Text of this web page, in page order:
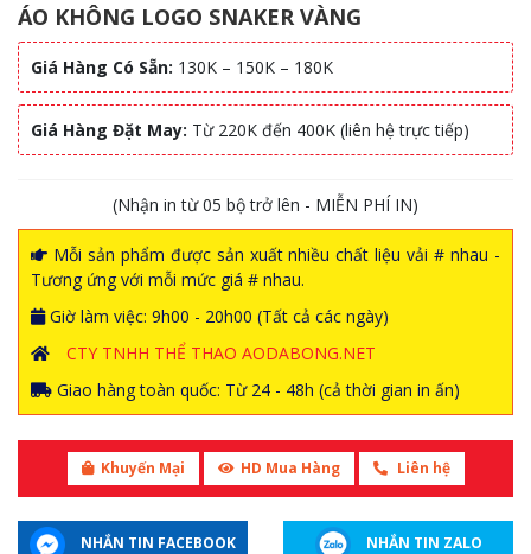
ÁO KHÔNG LOGO SNAKER VÀNG
Giá Hàng Có Sẵn: 130K – 150K – 180K
Giá Hàng Đặt May: Từ 220K đến 400K (liên hệ trực tiếp)
(Nhận in từ 05 bộ trở lên - MIỄN PHÍ IN)
Mỗi sản phẩm được sản xuất nhiều chất liệu vải # nhau -
Tương ứng với mỗi mức giá # nhau.
Giờ làm việc: 9h00 - 20h00 (Tất cả các ngày)
CTY TNHH THỂ THAO AODABONG.NET
Giao hàng toàn quốc: Từ 24 - 48h (cả thời gian in ấn)
Khuyến Mại HD Mua Hàng Liên hệ
NHẮN TIN FACEBOOK NHẮN TIN ZALO